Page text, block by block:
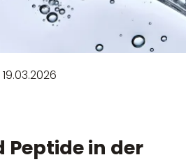
19.03.2026
Peptide in der